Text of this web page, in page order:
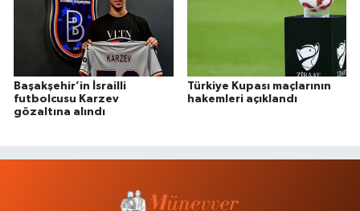
Başakşehir’in İsrailli
futbolcusu Karzev
gözaltına alındı
Türkiye Kupası maçlarının
hakemleri açıklandı